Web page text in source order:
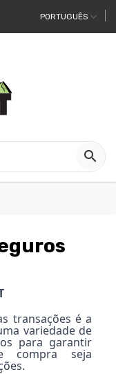
PORTUGUÊS

transações é a
variedade de
para garantir
compra seja